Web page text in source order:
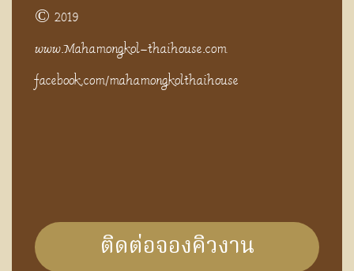
© 2019
www.Mahamongkol-thaihouse.com
facebook.com/mahamongkolthaihouse
ติดต่อจองคิวงาน